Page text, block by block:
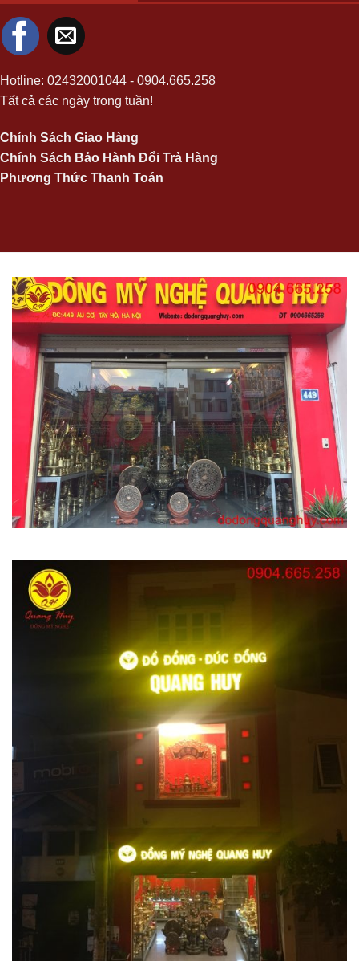
Hotline: 02432001044 - 0904.665.258
Tất cả các ngày trong tuần!
Chính Sách Giao Hàng
Chính Sách Bảo Hành Đổi Trả Hàng
Phương Thức Thanh Toán